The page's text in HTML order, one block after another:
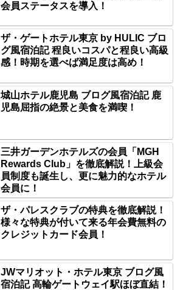
会員ステータスを導入！
ザ・ゲートホテル東京 by HULIC ブロ
グ風宿泊記 程良いコスパと程良い高級
感！時期を選べば満足度は高め！
城山ホテル鹿児島 ブログ風宿泊記 鹿
児島屈指の絶景と美食を満喫！
三井ガーデンホテルズの会員「MGH
Rewards Club」を徹底解説！上級会
員制度も誕生し、更に魅力的なホテル
会員に！
ザ・パレスクラブの特典を徹底解説！
様々な特典が付いて来る年会費無料の
クレジットカード会員！
JWマリオット・ホテル東京 ブログ風
宿泊記 高輪ゲートウェイ駅ほぼ直結！